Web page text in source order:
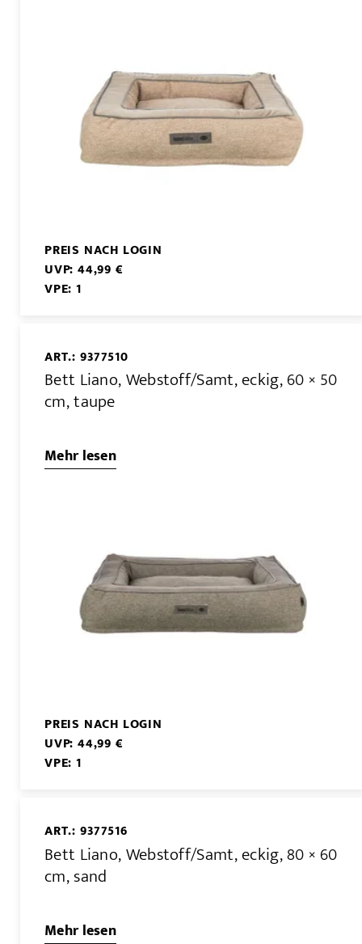
PREIS NACH LOGIN
UVP: 44,99 €
VPE: 1
ART.: 9377510
Bett Liano, Webstoff/Samt, eckig, 60 × 50
cm, taupe
Mehr lesen
PREIS NACH LOGIN
UVP: 44,99 €
VPE: 1
ART.: 9377516
Bett Liano, Webstoff/Samt, eckig, 80 × 60
cm, sand
Mehr lesen